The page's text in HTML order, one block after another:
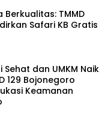
TMMD
Safari KB Gratis
dan UMKM Naik
129 Bojonegoro
Keamanan